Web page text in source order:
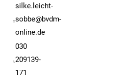
silke.leicht-
sobbe@bvdm-
online.de
030
209139-
171